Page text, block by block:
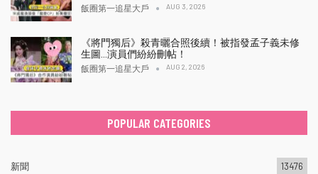
飯圈第一追星大戶 AUG 3, 2026
《將門獨后》殺青曬合照後續！被指發孟子義未修
生圖…演員們紛紛刪帖！
飯圈第一追星大戶 AUG 2, 2026
POPULAR CATEGORIES
新聞 13476